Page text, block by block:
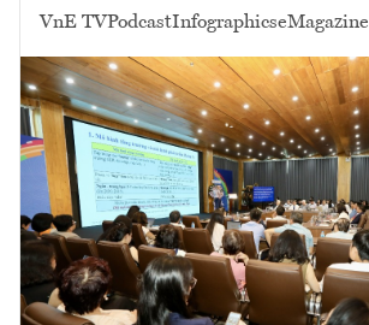
VnE TVPodcastInfographicseMagazine